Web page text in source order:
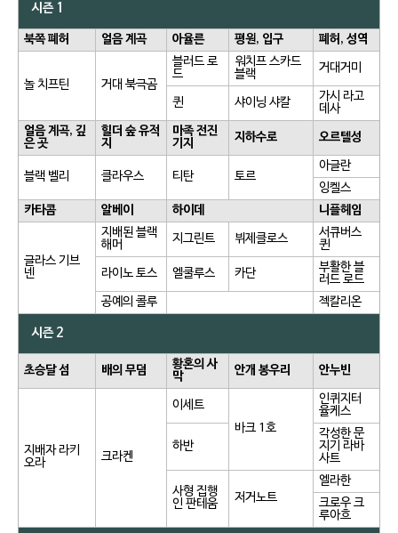
시즌 1
북쪽 폐허 얼음 계곡 아율른 평원, 입구 폐허, 성역
놀 치프틴 거대 북극곰
블러드 로
드
워치프 스카드
블랙
거대거미
퀸 샤이닝 샤칼
가시 라고
데사
얼음 계곡, 깊
은 곳
힐더 숲 유적
지
마족 전진
기지
지하수로 오르텔성
블랙 벨리 클라우스 티탄 토르
아글란
잉켈스
카타콤
알베이 하이데 니플헤임
글라스 기브
넨
지배된 블랙
해머
지그린트 뷔제클로스
서큐버스
퀸
라이노 토스 엘쿨루스 카단
부활한 블
러드 로드
공예의 콜루
젝칼리온
시즌 2
초승달 섬 배의 무덤
황혼의 사
막
안개 봉우리 안누빈
지배자 라키
오라
크라켄
이세트
바크 1호
인퀴지터
율케스
하반
각성한 문
지기 라바
사트
사형 집행
인 판테움
저거노트
엘라한
크로우 크
루아흐